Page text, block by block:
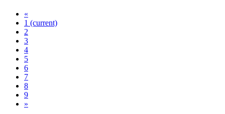
«
1 (current)
2
3
4
5
6
7
8
9
»